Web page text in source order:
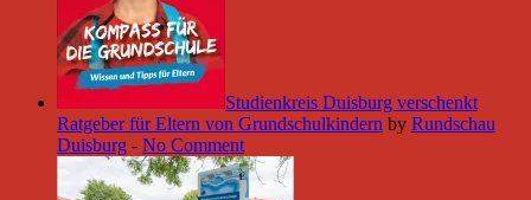
Studienkreis Duisburg verschenkt
Ratgeber für Eltern von Grundschulkindern by Rundschau
Duisburg - No Comment